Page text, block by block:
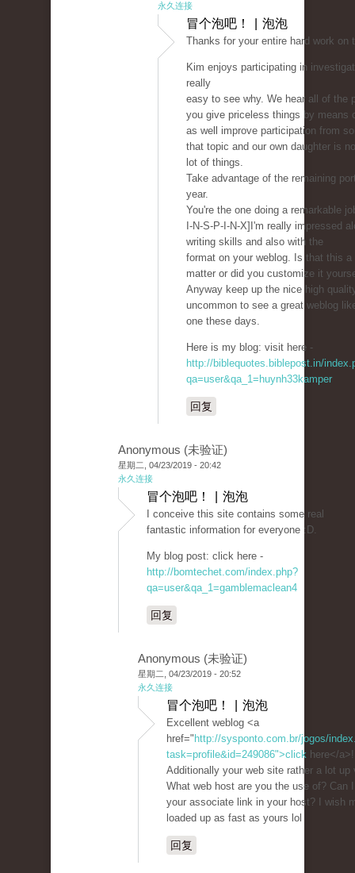
永久连接
冒个泡吧！ | 泡泡
Thanks for your entire hard work on
Kim enjoys participating in
really
easy to see why. We hear all of the
you give priceless things by means
as well improve participation from
that topic and our own daughter is
lot of things.
Take advantage of the remaining
year.
You're the one doing a remarkable
I-N-S-P-I-N-X]I'm really impressed
writing skills and also with the
format on your weblog. Is that this a
matter or did you customize it
Anyway keep up the nice high
uncommon to see a great weblog
one these days.
Here is my blog: visit here -
http://biblequotes.biblepost.in/
qa=user&qa_1=huynh33kamper
回复
Anonymous (未验证)
星期二, 04/23/2019 - 20:42
永久连接
冒个泡吧！ | 泡泡
I conceive this site contains some real
fantastic information for everyone :D.
My blog post: click here -
http://bomtechet.com/index.php?
qa=user&qa_1=gamblemaclean4
回复
Anonymous (未验证)
星期二, 04/23/2019 - 20:52
永久连接
冒个泡吧！ | 泡泡
Excellent weblog <a
href=" http://sysponto.com.br/jogos/
task=profile&id=249086">click here</a>!
Additionally your web site rather a lot up
What web host are you the use of? Can
your associate link in your host? I wish
loaded up as fast as yours lol
回复